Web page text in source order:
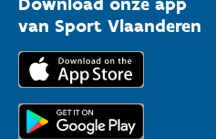
van Sport Vlaanderen